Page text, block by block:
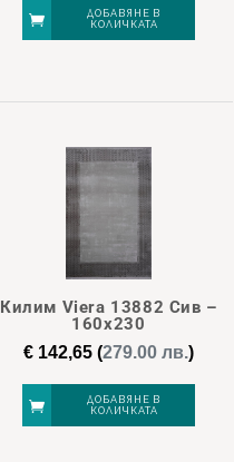
ДОБАВЯНЕ В
КОЛИЧКАТА
Килим Viera 13882 Сив –
160х230
€142,65(279.00 лв.)
ДОБАВЯНЕ В
КОЛИЧКАТА